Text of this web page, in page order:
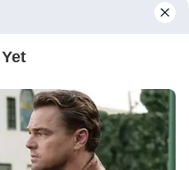
користування